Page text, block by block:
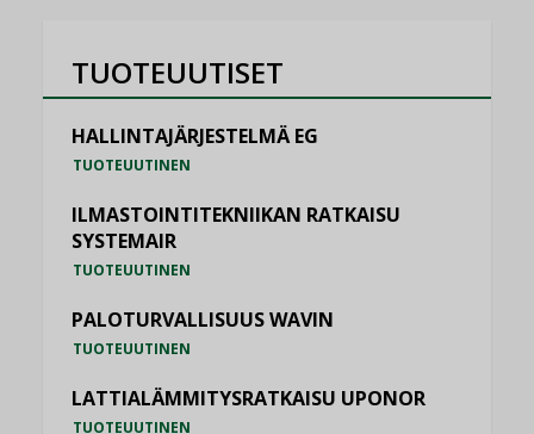
TUOTEUUTISET
HALLINTAJÄRJESTELMÄ EG
TUOTEUUTINEN
ILMASTOINTITEKNIIKAN RATKAISU
SYSTEMAIR
TUOTEUUTINEN
PALOTURVALLISUUS WAVIN
TUOTEUUTINEN
LATTIALÄMMITYSRATKAISU UPONOR
TUOTEUUTINEN